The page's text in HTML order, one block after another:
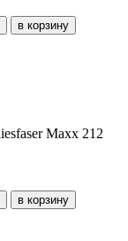
Maxx 212